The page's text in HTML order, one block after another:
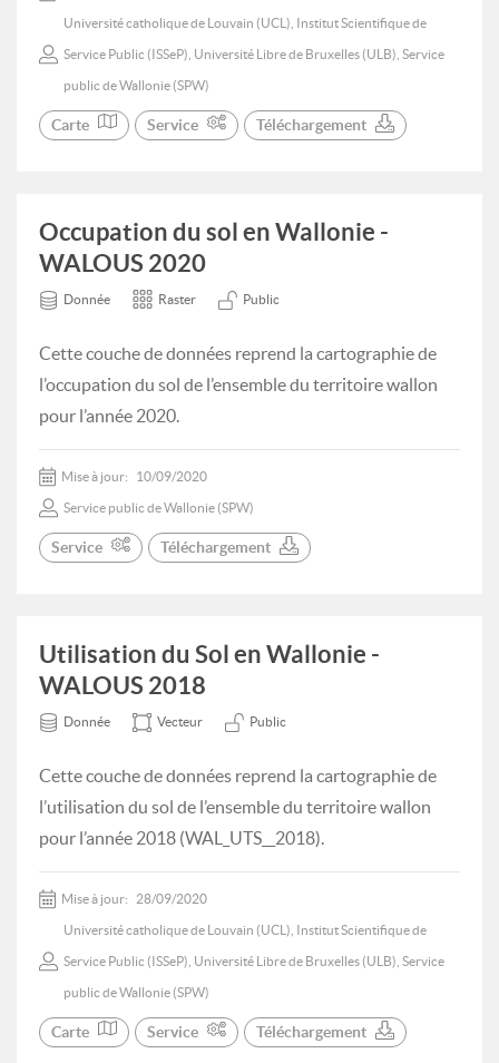
Université catholique de Louvain (UCL), Institut Scientifique de
Service Public (ISSeP), Université Libre de Bruxelles (ULB), Service
public de Wallonie (SPW)
Carte Service Téléchargement
Occupation du sol en Wallonie -
WALOUS 2020
Donnée Raster Public
Cette couche de données reprend la cartographie de
l’occupation du sol de l’ensemble du territoire wallon
pour l’année 2020.
Mise à jour: 10/09/2020
Service public de Wallonie (SPW)
Service Téléchargement
Utilisation du Sol en Wallonie -
WALOUS 2018
Donnée Vecteur Public
Cette couche de données reprend la cartographie de
l’utilisation du sol de l’ensemble du territoire wallon
pour l’année 2018 (WAL_UTS__2018).
Mise à jour: 28/09/2020
Université catholique de Louvain (UCL), Institut Scientifique de
Service Public (ISSeP), Université Libre de Bruxelles (ULB), Service
public de Wallonie (SPW)
Carte Service Téléchargement